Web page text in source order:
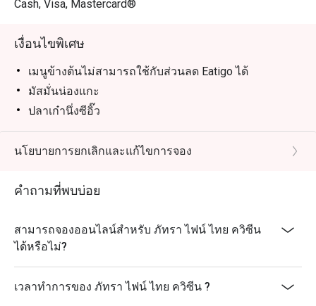
Cash, Visa, Mastercard®
เงื่อนไขพิเศษ
เมนูข้างต้นไม่สามารถใช้กับส่วนลด Eatigo ได้
มัสมั่นน่องแกะ
ปลาเก๋านึ่งซีอิ๊ว
เนื้อปูผัดผงกะหรี่
กุ้งแม่น้ำเผา
อาหารเซ็ต
พุดดิ้งกับไอศกรีม เมื่อมาฉลองวันเกิดที่ร้านของเรา
(เงื่อนไข: กรุณาจองล่วงหน้าอย่างน้อย 24 ชั่วโมง และ
นโยบายการยกเลิกและแก้ไขการจอง
คำถามที่พบบ่อย
สามารถจองออนไลน์สำหรับ ภัทรา ไฟน์ ไทย ควิซีน
ได้หรือไม่?
เวลาทำการของ ภัทรา ไฟน์ ไทย ควิซีน ?